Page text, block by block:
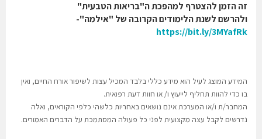
זה הזמן להצטרף למהפכת ה"בריאות הטבעית"
ולהרשם לשנת הלימודים הקרובה של "אילמה"-
https://bit.ly/3MYafRk
המידע המוצג לעיל הוא מידע כללי בלבד המכיל עצות לשיפור אורח החיים, ואין
בו כדי להוות תחליף לייעוץ ו/ או חוות דעת רפואית.
המחבר/ת ו/או המערכת אינם נושאים באחריות כלשהי כלפי הקוראים, ואלה
נדרשים לקבל עצה מקצועית לפני כל פעולה המסתמכת על הדברים האמורים.